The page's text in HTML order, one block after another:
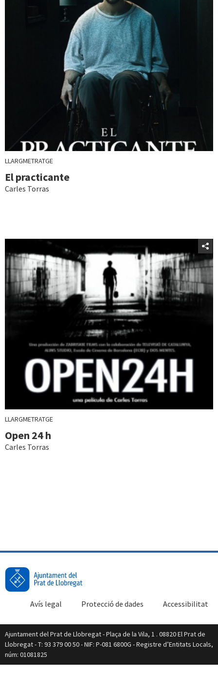
LLARGMETRATGE
El practicante
Carles Torras
LLARGMETRATGE
Open 24 h
Carles Torras
Accessibilitat
Protecció de dades
Avís legal
Ajuntament del Prat de Llobregat - Plaça de la Vila, 1 . 08820 El Prat de
Llobregat - T: 93 379 00 50 - NIF: P-081 6800G - Registre d’Entitats Locals,
núm: 01081825